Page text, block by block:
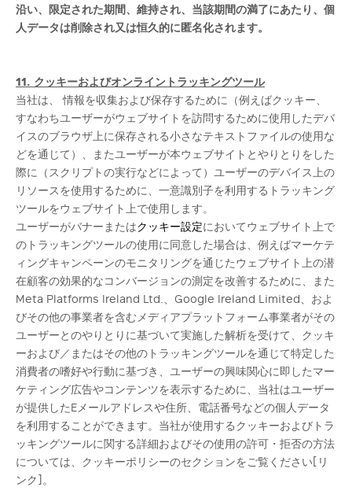
沿い、限定された期間、維持され、当該期間の満了にあたり、個
人データは削除され又は恒久的に匿名化されます。
11. クッキーおよびオンライントラッキングツール
当社は、 情報を収集および保存するために（例えばクッキー、
すなわちユーザーがウェブサイトを訪問するために使用したデバ
イスのブラウザ上に保存される小さなテキストファイルの使用な
どを通じて）、またユーザーが本ウェブサイトとやりとりをした
際に（スクリプトの実行などによって）ユーザーのデバイス上の
リソースを使用するために、一意識別子を利用するトラッキング
ツールをウェブサイト上で使用します。
ユーザーがバナーまたはクッキー設定においてウェブサイト上で
のトラッキングツールの使用に同意した場合は、例えばマーケテ
ィングキャンペーンのモニタリングを通じたウェブサイト上の潜
在顧客の効果的なコンバージョンの測定を改善するために、また
Meta Platforms Ireland Ltd.、Google Ireland Limited、およ
びその他の事業者を含むメディアプラットフォーム事業者がその
ユーザーとのやりとりに基づいて実施した解析を受けて、クッキ
ーおよび／またはその他のトラッキングツールを通じて特定した
消費者の嗜好や行動に基づき、ユーザーの興味関心に即したマー
ケティング広告やコンテンツを表示するために、当社はユーザー
が提供したEメールアドレスや住所、電話番号などの個人データ
を利用することができます。当社が使用するクッキーおよびトラ
ッキングツールに関する詳細およびその使用の許可・拒否の方法
については、クッキーポリシーのセクションをご覧ください[リ
ンク]。